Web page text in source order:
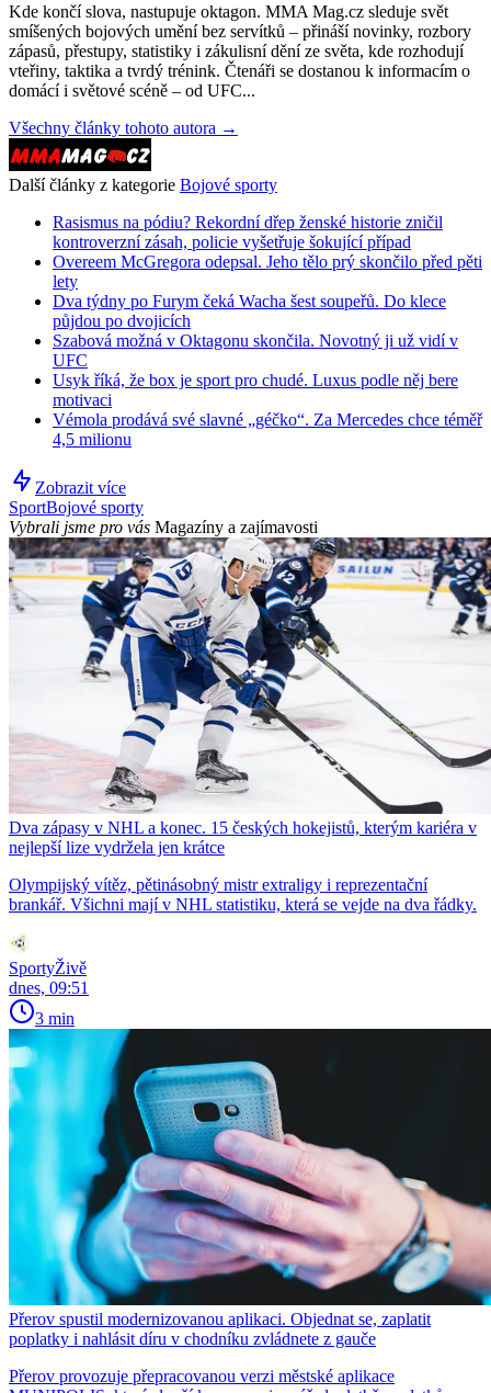
Kde končí slova, nastupuje oktagon. MMA Mag.cz sleduje svět
smíšených bojových umění bez servítků – přináší novinky, rozbory
zápasů, přestupy, statistiky i zákulisní dění ze světa, kde rozhodují
vteřiny, taktika a tvrdý trénink. Čtenáři se dostanou k informacím o
domácí i světové scéně – od UFC...
Všechny články tohoto autora →
Další články z kategorie Bojové sporty
Rasismus na pódiu? Rekordní dřep ženské historie zničil
kontroverzní zásah, policie vyšetřuje šokující případ
Overeem McGregora odepsal. Jeho tělo prý skončilo před pěti
lety
Dva týdny po Furym čeká Wacha šest soupeřů. Do klece
půjdou po dvojicích
Szabová možná v Oktagonu skončila. Novotný ji už vidí v
UFC
Usyk říká, že box je sport pro chudé. Luxus podle něj bere
motivaci
Vémola prodává své slavné „géčko“. Za Mercedes chce téměř
4,5 milionu
Zobrazit více
SportBojové sporty
Vybrali jsme pro vás Magazíny a zajímavosti
Dva zápasy v NHL a konec. 15 českých hokejistů, kterým kariéra v
nejlepší lize vydržela jen krátce
Olympijský vítěz, pětinásobný mistr extraligy i reprezentační
brankář. Všichni mají v NHL statistiku, která se vejde na dva řádky.
SportyŽivě
dnes, 09:51
3 min
Přerov spustil modernizovanou aplikaci. Objednat se, zaplatit
poplatky i nahlásit díru v chodníku zvládnete z gauče
Přerov provozuje přepracovanou verzi městské aplikace